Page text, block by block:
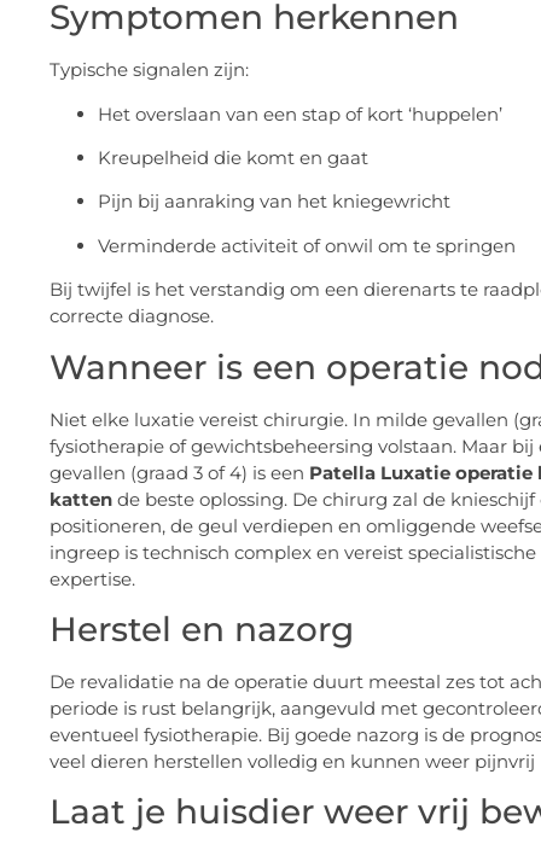
Symptomen herkennen
Typische signalen zijn:
Het overslaan van een stap of kort ‘huppelen’
Kreupelheid die komt en gaat
Pijn bij aanraking van het kniegewricht
Verminderde activiteit of onwil om te springen
Bij twijfel is het verstandig om een dierenarts te
correcte diagnose.
Wanneer is een operatie
Niet elke luxatie vereist chirurgie. In milde gevallen
fysiotherapie of gewichtsbeheersing volstaan. Maar bij
gevallen (graad 3 of 4) is een Patella Luxatie operatie
katten de beste oplossing. De chirurg zal de
positioneren, de geul verdiepen en omliggende
ingreep is technisch complex en vereist
expertise.
Herstel en nazorg
De revalidatie na de operatie duurt meestal zes tot
periode is rust belangrijk, aangevuld met
eventueel fysiotherapie. Bij goede nazorg is de
veel dieren herstellen volledig en kunnen weer pijnvrij
Laat je huisdier weer vrij